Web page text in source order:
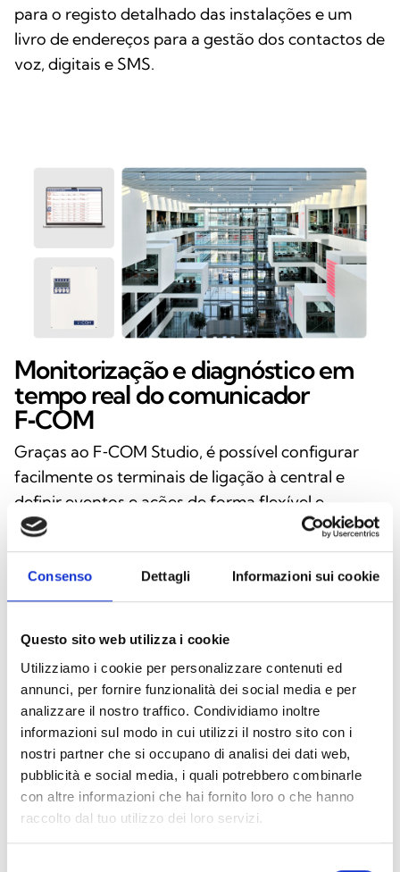
Consenso Dettagli Informazioni sui cookie
Questo sito web utilizza i cookie
Utilizziamo i cookie per personalizzare contenuti ed
annunci, per fornire funzionalità dei social media e per
analizzare il nostro traffico. Condividiamo inoltre
informazioni sul modo in cui utilizzi il nostro sito con i
nostri partner che si occupano di analisi dei dati web,
pubblicità e social media, i quali potrebbero combinarle
con altre informazioni che hai fornito loro o che hanno
raccolto dal tuo utilizzo dei loro servizi.
para o registo detalhado das instalações e um
livro de endereços para a gestão dos contactos de
voz, digitais e SMS.
Monitorização e diagnóstico em
tempo real do comunicador
F‑COM
Graças ao F‑COM Studio, é possível configurar
facilmente os terminais de ligação à central e
definir eventos e ações de forma flexível e
intuitiva. A comunicação com o dispositivo é
realizada através de uma porta USB, e o utilizador
tem acesso a uma secção de diagnóstico
avançado, útil para verificar o estado do
eventuais avarias. O software permite ainda
consultar o registo de eventos e personalizar as
notificações por SMS, garantindo a máxima
eficiência e controlo sobre todo o sistema.
Descarregue o software